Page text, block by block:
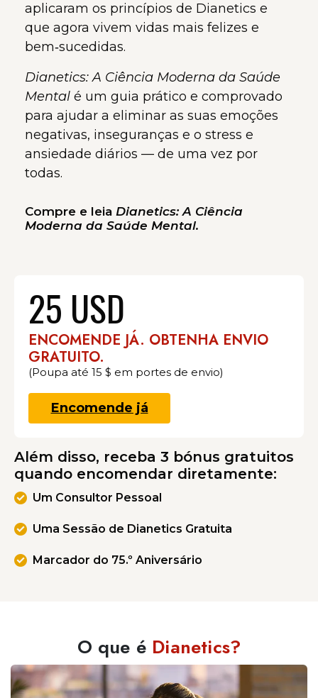
aplicaram os princípios de Dianetics e
que agora vivem vidas mais felizes e
bem‑sucedidas.
Dianetics: A Ciência Moderna da Saúde
Mental é um guia prático e comprovado
para ajudar a eliminar as suas emoções
negativas, inseguranças e o stress e
ansiedade diários — de uma vez por
todas.
Compre e leia Dianetics: A Ciência
Moderna da Saúde Mental.
25 USD
ENCOMENDE JÁ. OBTENHA ENVIO
GRATUITO.
(Poupa até 15 $ em portes de envio)
Encomende já
Além disso, receba 3 bónus gratuitos
quando encomendar diretamente:
Um Consultor Pessoal
Uma Sessão de Dianetics Gratuita
Marcador do 75.º Aniversário
O que é Dianetics?